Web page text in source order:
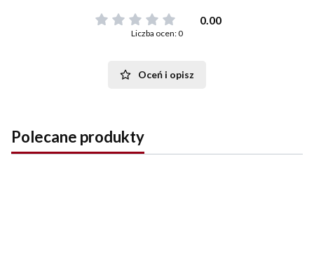
0.00
Liczba ocen: 0
Oceń i opisz
Polecane produkty